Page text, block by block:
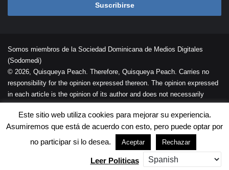
Suscribirse
Somos miembros de la Sociedad Dominicana de Medios Digitales
(Sodomedi)
© 2026, Quisqueya Peach. Therefore, Quisqueya Peach. Carries no
responsibility for the opinion expressed thereon. The opinion expressed
in each article is the opinion of its author and does not necessarily
Desarrollada porPalaeli Studio
Términos de Uso
Este sitio web utiliza cookies para mejorar su experiencia.
Asumiremos que está de acuerdo con esto, pero puede optar por
no participar si lo desea.
Aceptar Rechazar
Leer Politicas